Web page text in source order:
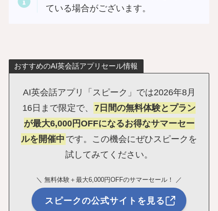
ている場合がございます。
おすすめのAI英会話アプリセール情報
AI英会話アプリ「スピーク」では2026年8月
16日まで限定で、 7日間の無料体験とプラン
が最大6,000円OFFになるお得なサマーセー
ルを開催中 です。この機会にぜひスピークを
試してみてください。
＼ 無料体験＋最大6,000円OFFのサマーセール！ ／
スピークの公式サイトを見る